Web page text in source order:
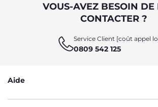
VOUS-AVEZ BESOIN DE
CONTACTER ?
Service Client [coût appel
0809 542 125
Aide